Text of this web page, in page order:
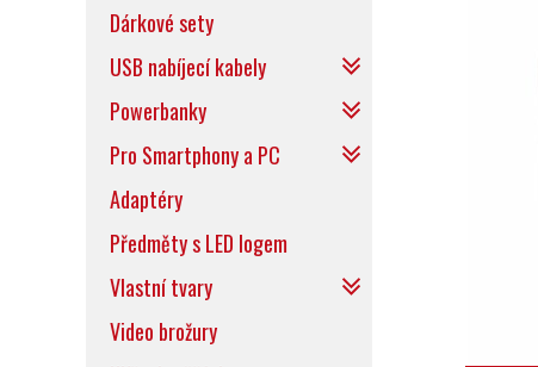
Dárkové sety
USB nabíjecí kabely
Powerbanky
Pro Smartphony a PC
Adaptéry
Předměty s LED logem
Vlastní tvary
Video brožury